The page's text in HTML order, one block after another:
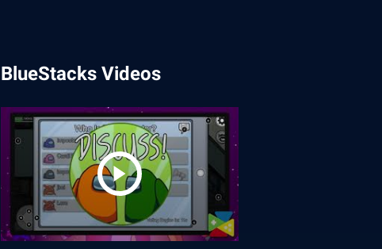
BlueStacks Videos